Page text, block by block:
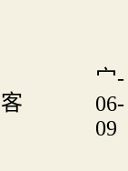
客
宀-
06-
09